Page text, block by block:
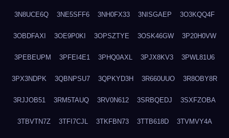
3N8UCE6Q 3NE5SFF6 3NH0FX33 3NISGAEP 3O3KQQ4F
3OBDFAXI 3OE9P0KI 3OPSZTYE 3OSK46GW 3P20H0VW
3PEBEUPM 3PFEI4E1 3PHQ0AXL 3PJX8KV3 3PWL81U6
3PX3NDPK 3QBNPSU7 3QPKYD3H 3R660UUO 3R8OBY8R
3RJJOB51 3RM5TAUQ 3RV0N612 3SRBQEDJ 3SXFZOBA
3TBVTN7Z 3TFI7CJL 3TKFBN73 3TTB618D 3TVMVY4A